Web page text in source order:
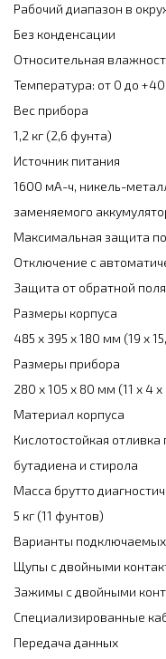
Рабочий диапазон в
Без конденсации
Относительная
Температура: от 0 до
Вес прибора
1,2 кг (2,6 фунта)
Источник питания
1600 мА-ч, никель-
заменяемого
Максимальная защита
Отключение с
Защита от обратной
Размеры корпуса
485 x 395 x 180 мм (19 x
Размеры прибора
280 x 105 x 80 мм (11 x 4
Материал корпуса
Кислотостойкая
бутадиена и стирола
Масса брутто
5 кг (11 фунтов)
Варианты
Щупы с двойными
Зажимы с двойными
Специализированные
Передача данных